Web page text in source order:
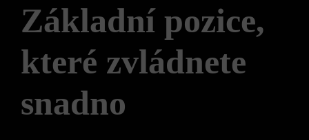
Základní pozice,
⁤které ⁢zvládnete
snadno